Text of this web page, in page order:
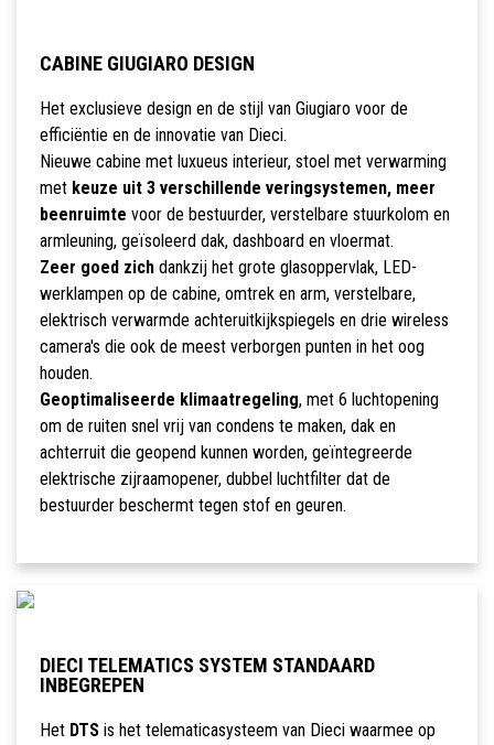
CABINE GIUGIARO DESIGN
Het exclusieve design en de stijl van Giugiaro voor de
efficiëntie en de innovatie van Dieci.
Nieuwe cabine met luxueus interieur, stoel met verwarming
met keuze uit 3 verschillende veringsystemen, meer
beenruimte voor de bestuurder, verstelbare stuurkolom en
armleuning, geïsoleerd dak, dashboard en vloermat.
Zeer goed zichdankzij het grote glasoppervlak, LED-
werklampen op de cabine, omtrek en arm, verstelbare,
elektrisch verwarmde achteruitkijkspiegels en drie wireless
camera's die ook de meest verborgen punten in het oog
houden.
Geoptimaliseerde klimaatregeling, met 6 luchtopening
om de ruiten snel vrij van condens te maken, dak en
achterruit die geopend kunnen worden, geïntegreerde
elektrische zijraamopener, dubbel luchtfilter dat de
bestuurder beschermt tegen stof en geuren.
DIECI TELEMATICS SYSTEM STANDAARD
INBEGREPEN
Het DTSis het telematicasysteem van Dieci waarmee op